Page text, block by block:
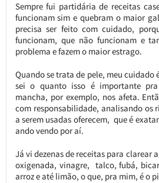
Sempre fui partidária de receitas
funcionam sim e quebram o maior
precisa ser feito com cuidado,
funcionam, que não funcionam e
problema e fazem o maior estrago.
Quando se trata de pele, meu cuidado
sei o quanto isso é importante
mancha, por exemplo, nos afeta.
com responsabilidade, analisando os
a serem usadas oferecem, que é
ando vendo por aí.
Já vi dezenas de receitas para clarear
oxigenada, vinagre, talco, fubá,
arroz e até limão, o que, pra mim, é o